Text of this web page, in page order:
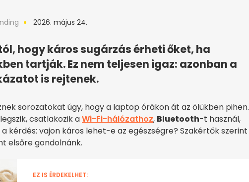
2026. május 24.
hogy káros sugárzás érheti őket, ha
tartják. Ez nem teljesen igaz: azonban a
is rejtenek.
sorozatokat úgy, hogy a laptop órákon át az ölükben pihen.
csatlakozik aWi-Fi-hálózathoz, Bluetooth-t használ,
kérdés: vajon káros lehet-e az egészségre? Szakértők szerint
elsőre gondolnánk.
EZ IS ÉRDEKELHET: